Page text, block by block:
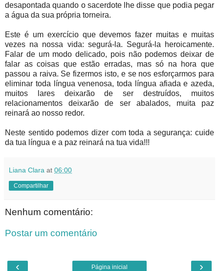
desapontada quando o sacerdote lhe disse que podia pegar
a água da sua própria torneira.
Este é um exercício que devemos fazer muitas e muitas
vezes na nossa vida: segurá-la. Segurá-la heroicamente.
Falar de um modo delicado, pois não podemos deixar de
falar as coisas que estão erradas, mas só na hora que
passou a raiva. Se fizermos isto, e se nos esforçarmos para
eliminar toda língua venenosa, toda língua afiada e azeda,
muitos lares deixarão de ser destruídos, muitos
relacionamentos deixarão de ser abalados, muita paz
reinará ao nosso redor.
Neste sentido podemos dizer com toda a segurança: cuide
da tua língua e a paz reinará na tua vida!!!
Liana Clara at 06:00
Compartilhar
Nenhum comentário:
Postar um comentário
‹ ›
Página inicial